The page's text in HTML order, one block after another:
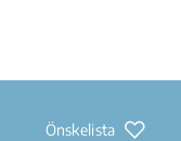
Önskelista